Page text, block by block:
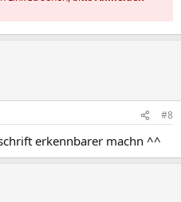
#8
erkennbarer machn ^^